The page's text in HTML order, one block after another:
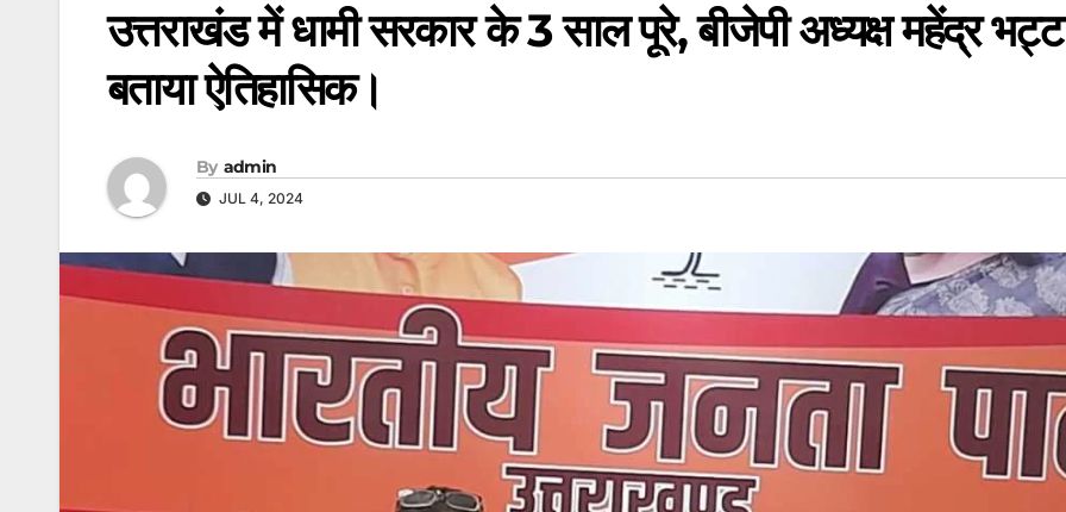
उत्तराखंड में धामी सरकार के 3 साल पूरे, बीजेपी अध्यक्ष महेंद्र
बताया ऐतिहासिक।
By admin
JUL 4, 2024